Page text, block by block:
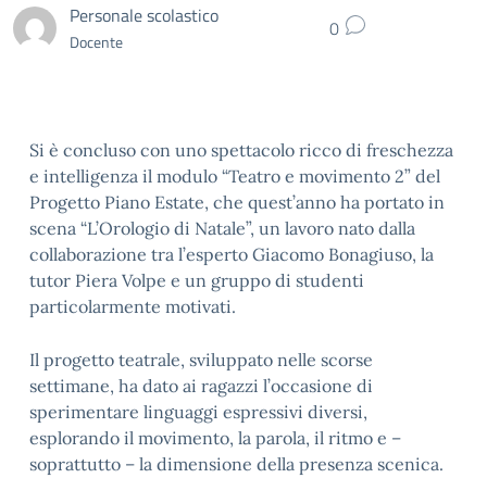
Personale scolastico
Docente 0
Si è concluso con uno spettacolo ricco di freschezza
e intelligenza il modulo “Teatro e movimento 2” del
Progetto Piano Estate, che quest’anno ha portato in
scena “L’Orologio di Natale”, un lavoro nato dalla
collaborazione tra l’esperto Giacomo Bonagiuso, la
tutor Piera Volpe e un gruppo di studenti
particolarmente motivati.
Il progetto teatrale, sviluppato nelle scorse
settimane, ha dato ai ragazzi l’occasione di
sperimentare linguaggi espressivi diversi,
esplorando il movimento, la parola, il ritmo e –
soprattutto – la dimensione della presenza scenica.